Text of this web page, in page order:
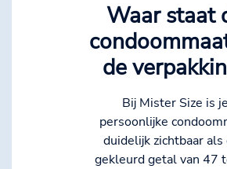
Waar staat
de
Bij Mister Size is je
persoonlijke
duidelijk zichtbaar als
gekleurd getal van 47